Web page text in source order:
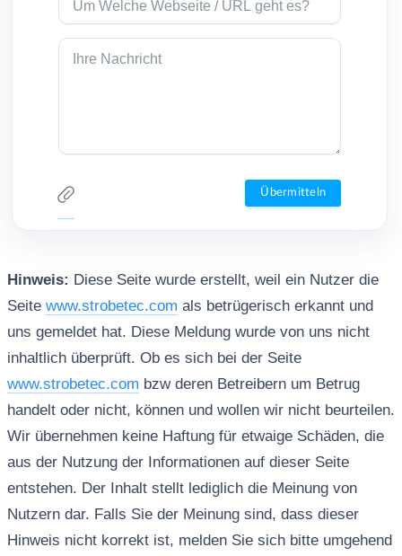
Hinweis: Diese Seite wurde erstellt, weil ein Nutzer die
Seite www.strobetec.com als betrügerisch erkannt und
uns gemeldet hat. Diese Meldung wurde von uns nicht
inhaltlich überprüft. Ob es sich bei der Seite
www.strobetec.com bzw deren Betreibern um Betrug
handelt oder nicht, können und wollen wir nicht beurteilen.
Wir übernehmen keine Haftung für etwaige Schäden, die
aus der Nutzung der Informationen auf dieser Seite
entstehen. Der Inhalt stellt lediglich die Meinung von
Nutzern dar. Falls Sie der Meinung sind, dass dieser
Hinweis nicht korrekt ist, melden Sie sich bitte umgehend